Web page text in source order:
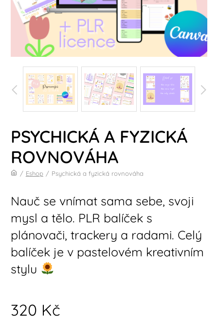
PSYCHICKÁ A FYZICKÁ
ROVNOVÁHA
/ Eshop / Psychická a fyzická rovnováha
Nauč se vnímat sama sebe, svoji
mysl a tělo. PLR balíček s
plánovači, trackery a radami. Celý
balíček je v pastelovém kreativním
stylu
320 Kč